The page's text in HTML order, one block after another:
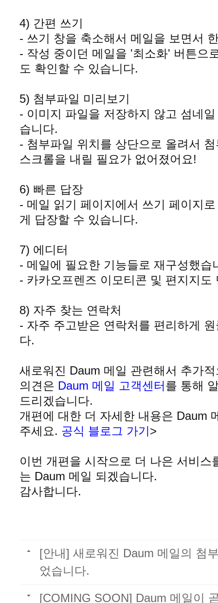
4) 간편 쓰기
- 쓰기 창을 축소해서 메일을 보면서
- 작성 중이던 메일을 '최소화' 버튼으
도 확인할 수 있습니다.
5) 첨부파일 미리보기
- 이미지 파일을 저장하지 않고 섬네
습니다.
- 첨부파일 위치를 상단으로 올려서
스크롤을 내릴 필요가 없어졌어요!
6) 빠른 답장
- 메일 읽기 페이지에서 쓰기 페이지
게 답장할 수 있습니다.
7) 에디터
- 메일에 필요한 기능들로 재구성했습
- 카카오프렌즈 이모티콘 및 편지지도
8) 자주 찾는 연락처
- 자주 주고받은 연락처를 편리하게
다.
새로워진 Daum 메일 관련해서 추가
의견은 Daum 메일 고객센터 를 통해
드리겠습니다.
개편에 대한 더 자세한 내용은 Daum
주세요. 공식 블로그 가기 >
이번 개편을 시작으로 더 나은 서비스
는 Daum 메일 되겠습니다.
감사합니다.
[안내] 새로워진 Daum 메일의 첨
었습니다.
[COMING SOON] Daum 메일이